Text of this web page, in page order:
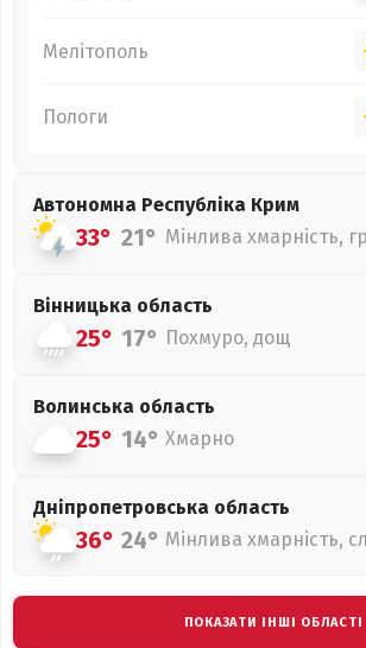
Мелітополь
Пологи
Автономна Республіка Крим
33° 21° Мінлива хмарність,
Вінницька область
25° 17° Похмуро, дощ
Волинська область
25° 14° Хмарно
Дніпропетровська область
36° 24° Мінлива хмарність,
ПОКАЗАТИ ІНШІ ОБЛАСТІ